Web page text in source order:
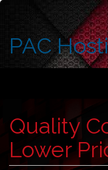
PAC
Quality
Lower